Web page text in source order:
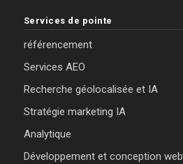
Services de pointe
référencement
Services AEO
Recherche géolocalisée et IA
Stratégie marketing IA
Analytique
Développement et conception web